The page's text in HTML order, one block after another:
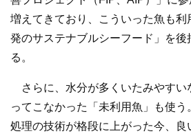
増えてきており、こういった魚も
発のサステナブルシーフード」を後
る。
さらに、水分が多くいたみやすい
ってこなかった「未利用魚」も使
処理の技術が格段に上がった今、良